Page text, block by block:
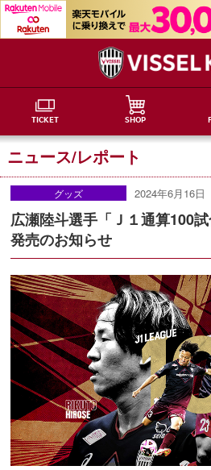
TICKET SHOP
ニュース/レポート
グッズ 2024年6月16日
広瀬陸斗選手「Ｊ１通算100試
発売のお知らせ